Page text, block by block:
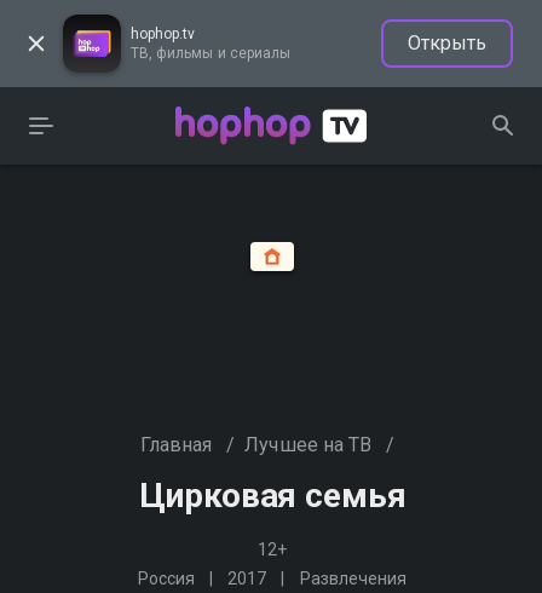
hophop.tv
ТВ, фильмы и сериалы
Открыть
Главная / Лучшее на ТВ /
Цирковая семья
12+
Россия
2017 Развлечения